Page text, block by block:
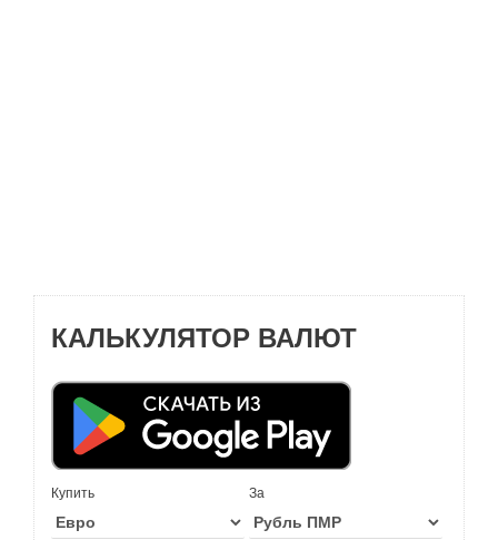
КАЛЬКУЛЯТОР ВАЛЮТ
Купить За